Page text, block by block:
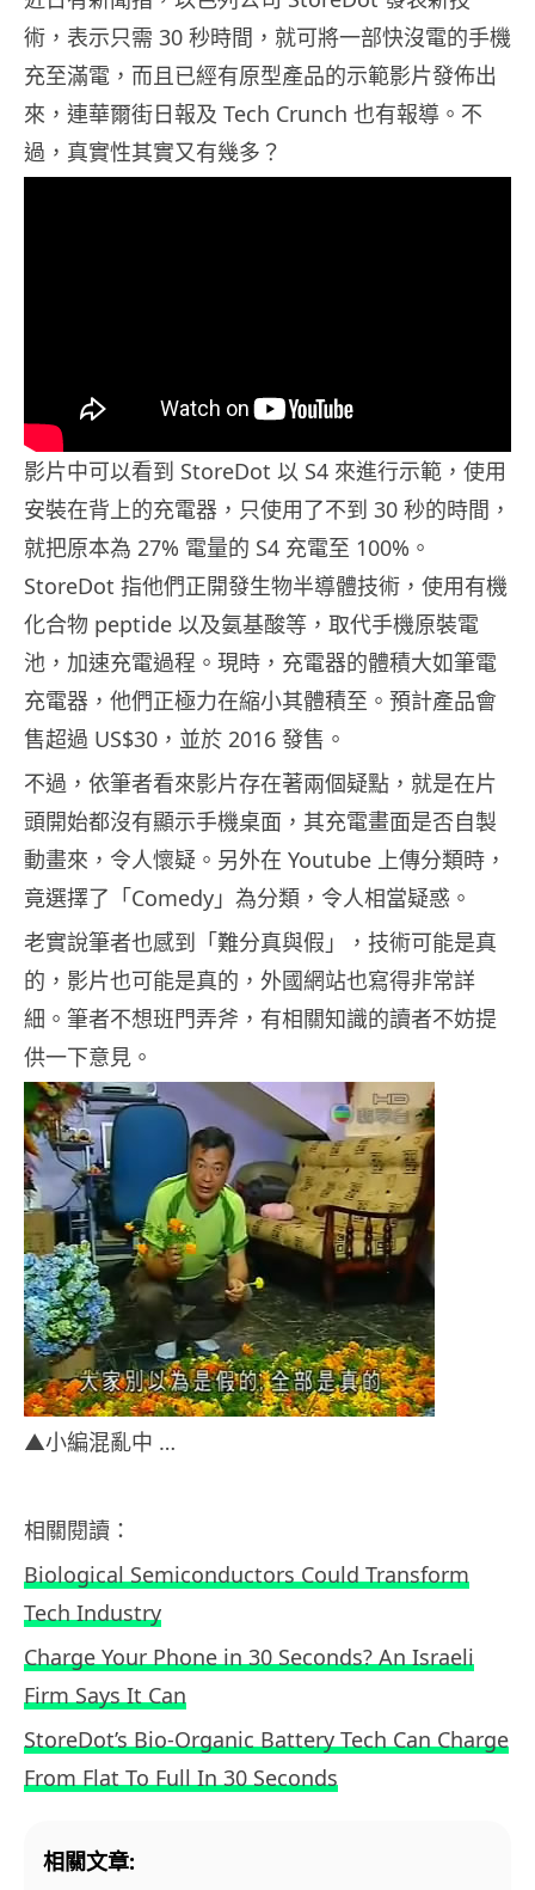
術，表示只需 30 秒時間，就可將一部快沒電的手機
充至滿電，而且已經有原型產品的示範影片發佈出
來，連華爾街日報及 Tech Crunch 也有報導。不
過，真實性其實又有幾多？
影片中可以看到 StoreDot 以 S4 來進行示範，使用
安裝在背上的充電器，只使用了不到 30 秒的時間，
就把原本為 27% 電量的 S4 充電至 100%。
StoreDot 指他們正開發生物半導體技術，使用有機
化合物 peptide 以及氨基酸等，取代手機原裝電
池，加速充電過程。現時，充電器的體積大如筆電
充電器，他們正極力在縮小其體積至。預計產品會
售超過 US$30，並於 2016 發售。
不過，依筆者看來影片存在著兩個疑點，就是在片
頭開始都沒有顯示手機桌面，其充電畫面是否自製
動畫來，令人懷疑。另外在 Youtube 上傳分類時，
竟選擇了「Comedy」為分類，令人相當疑惑。
老實說筆者也感到「難分真與假」，技術可能是真
的，影片也可能是真的，外國網站也寫得非常詳
細。筆者不想班門弄斧，有相關知識的讀者不妨提
供一下意見。
▲小編混亂中 …
相關閱讀：
Biological Semiconductors Could Transform
Tech Industry
Charge Your Phone in 30 Seconds? An Israeli
Firm Says It Can
StoreDot’s Bio-Organic Battery Tech Can Charge
From Flat To Full In 30 Seconds
相關文章: